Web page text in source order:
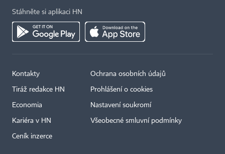
Stáhněte si aplikaci HN
Kontakty
Tiráž redakce HN
Economia
Kariéra v HN
Ceník inzerce
Ochrana osobních údajů
Prohlášení o cookies
Nastavení soukromí
Všeobecné smluvní podmínky